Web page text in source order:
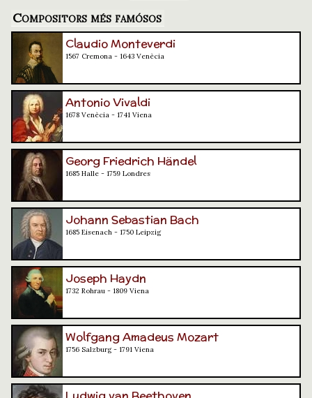
Compositors més famósos
Claudio Monteverdi
1567 Cremona - 1643 Venècia
Antonio Vivaldi
1678 Venècia - 1741 Viena
Georg Friedrich Händel
1685 Halle - 1759 Londres
Johann Sebastian Bach
1685 Eisenach - 1750 Leipzig
Joseph Haydn
1732 Rohrau - 1809 Viena
Wolfgang Amadeus Mozart
1756 Salzburg - 1791 Viena